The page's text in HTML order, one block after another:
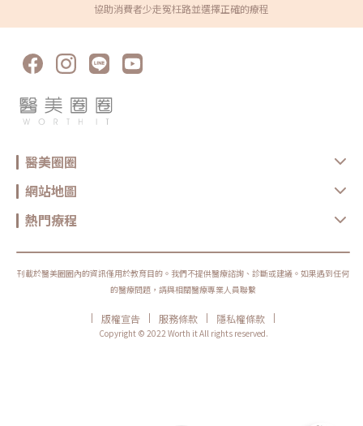
協助消費者少走冤枉路並選擇正確的療程
醫美圈圈
網站地圖
熱門療程
刊載於醫美圈圈內的資訊僅用於教育目的。我們不提供醫療諮詢、診斷或建議。如果遇到任何
的醫療問題，請與相關醫療專業人員聯繫
| 版權宣告 | 服務條款 | 隱私權條款
|
Copyright © 2022 Worth it All rights reserved.